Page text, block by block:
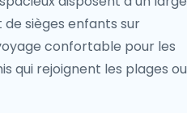
sièges enfants sur
confortable pour les
qui rejoignent les plages ou